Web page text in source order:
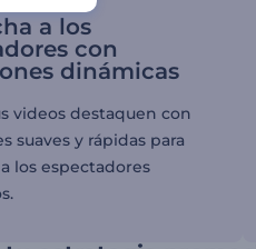
a los
con
dinámicas
videos destaquen con
suaves y rápidas para
los espectadores